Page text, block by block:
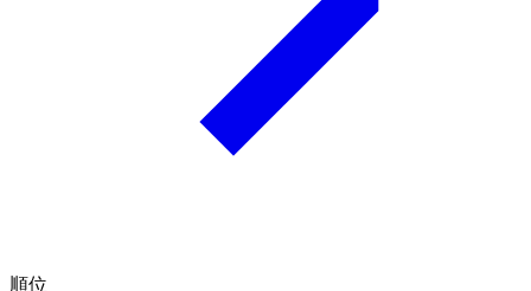
順位